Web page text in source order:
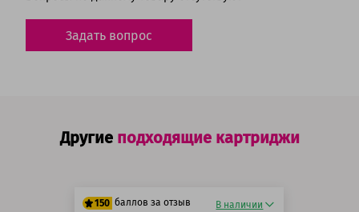
Задать вопрос
Другие подходящие картриджи
150 баллов за отзыв В наличии